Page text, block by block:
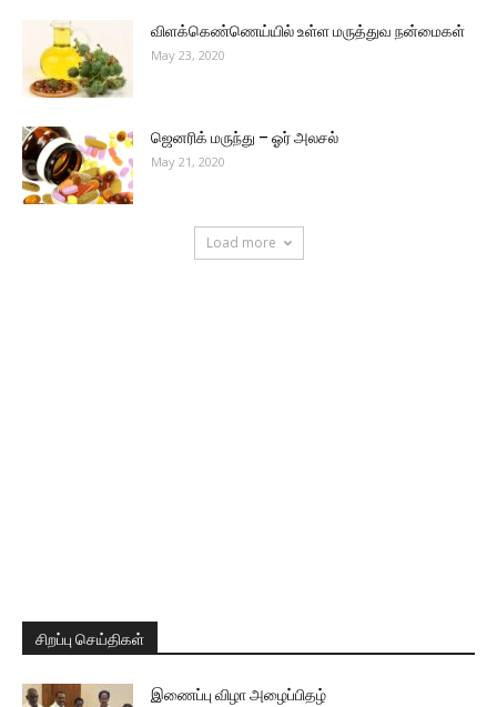
விளக்கெண்ணெய்யில் உள்ள மருத்துவ நன்மைகள்
May 23, 2020
ஜெனரிக் மருந்து – ஓர் அலசல்
May 21, 2020
Load more
சிறப்பு செய்திகள்
இணைப்பு விழா அழைப்பிதழ்